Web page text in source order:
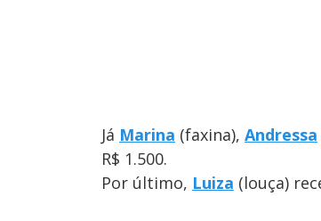
Já Marina (faxina), Andressa
R$ 1.500.
Por último, Luiza (louça)